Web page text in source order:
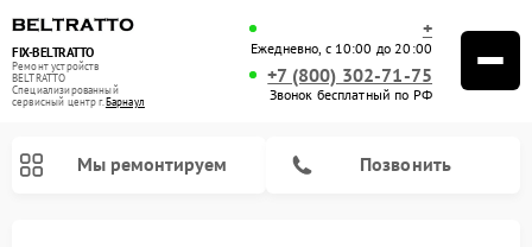
FIX-BELTRATTO
Ремонт устройств
BELTRATTO
Специализированный
cервисный центр г.Барнаул
+
Ежедневно, с 10:00 до 20:00
+7 (800) 302-71-75
Звонок бесплатный по РФ
Мы ремонтируем Позвонить